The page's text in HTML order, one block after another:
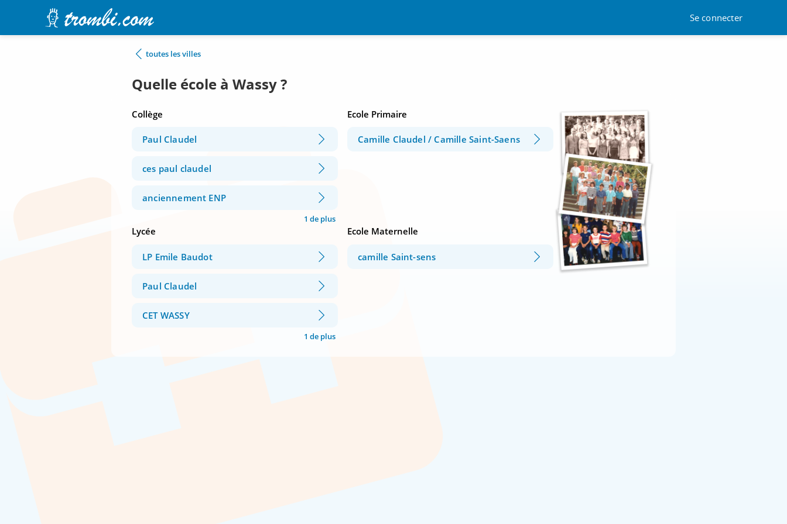
Se connecter
toutes les villes
Quelle école à Wassy ?
Collège
Paul Claudel
ces paul claudel
anciennement ENP
1 de plus
Ecole Primaire
Camille Claudel / Camille Saint-Saens
Lycée
LP Emile Baudot
Paul Claudel
CET WASSY
1 de plus
Ecole Maternelle
camille Saint-sens